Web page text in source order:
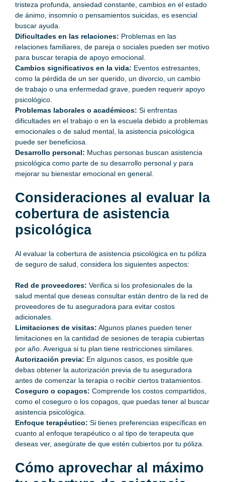
tristeza profunda, ansiedad constante, cambios en el estado
de ánimo, insomnio o pensamientos suicidas, es esencial
buscar ayuda.
Dificultades en las relaciones: Problemas en las
relaciones familiares, de pareja o sociales pueden ser motivo
para buscar terapia de apoyo emocional.
Cambios significativos en la vida: Eventos estresantes,
como la pérdida de un ser querido, un divorcio, un cambio
de trabajo o una enfermedad grave, pueden requerir apoyo
psicológico.
Problemas laborales o académicos: Si enfrentas
dificultades en el trabajo o en la escuela debido a problemas
emocionales o de salud mental, la asistencia psicológica
puede ser beneficiosa.
Desarrollo personal: Muchas personas buscan asistencia
psicológica como parte de su desarrollo personal y para
mejorar su bienestar emocional en general.
Consideraciones al evaluar la
cobertura de asistencia
psicológica
Al evaluar la cobertura de asistencia psicológica en tu póliza
de seguro de salud, considera los siguientes aspectos:
Red de proveedores: Verifica si los profesionales de la
salud mental que deseas consultar están dentro de la red de
proveedores de tu aseguradora para evitar costos
adicionales.
Limitaciones de visitas: Algunos planes pueden tener
limitaciones en la cantidad de sesiones de terapia cubiertas
por año. Averigua si tu plan tiene restricciones similares.
Autorización previa: En algunos casos, es posible que
debas obtener la autorización previa de tu aseguradora
antes de comenzar la terapia o recibir ciertos tratamientos.
Coseguro o copagos: Comprende los costos compartidos,
como el coseguro o los copagos, que puedas tener al buscar
asistencia psicológica.
Enfoque terapéutico: Si tienes preferencias específicas en
cuanto al enfoque terapéutico o al tipo de terapeuta que
deseas ver, asegúrate de que estén cubiertos por tu póliza.
Cómo aprovechar al máximo